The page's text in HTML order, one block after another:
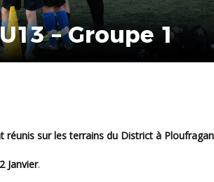
– Groupe 1
réunis sur les terrains du District à
Janvier.